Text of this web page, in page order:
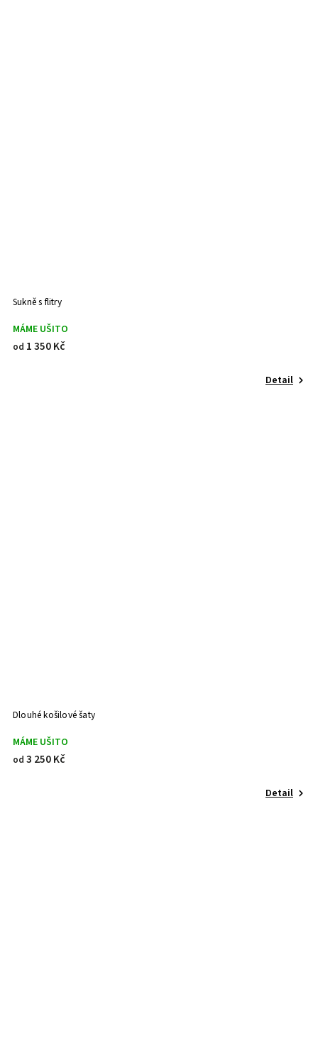
Sukně s flitry
MÁME UŠITO
od 1 350 Kč
Detail
Dlouhé košilové šaty
MÁME UŠITO
od 3 250 Kč
Detail